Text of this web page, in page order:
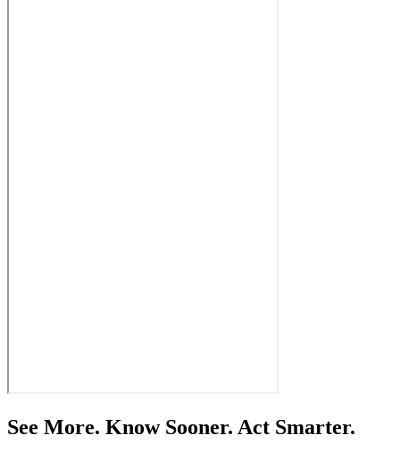
See More. Know Sooner. Act Smarter.